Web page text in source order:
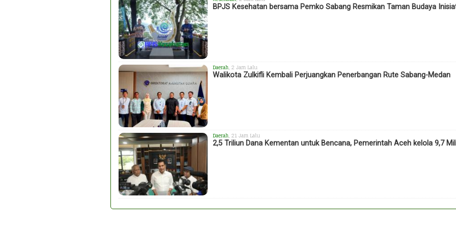
BPJS Kesehatan bersama Pemko Sabang Resmikan Taman Budaya
Daerah , 2 Jam Lalu
Walikota Zulkifli Kembali Perjuangkan Penerbangan Rute Sabang-Medan
Daerah , 21 Jam Lalu
2,5 Triliun Dana Kementan untuk Bencana, Pemerintah Aceh kelola 9,7